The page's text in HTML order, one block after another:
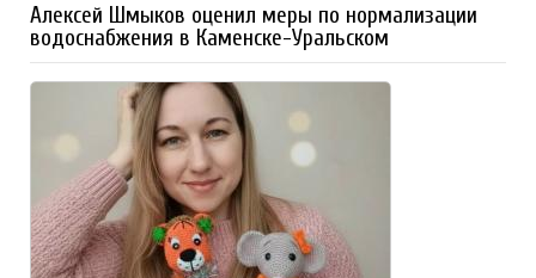
Алексей Шмыков оценил меры по нормализации
водоснабжения в Каменске-Уральском